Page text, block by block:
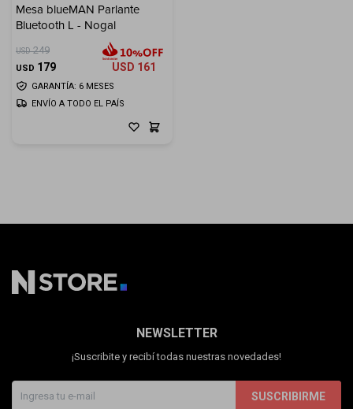
Mesa blueMAN Parlante
Bluetooth L - Nogal
USD 249
USD 179 USD 161
GARANTÍA: 6 MESES
ENVÍO A TODO EL PAÍS
NEWSLETTER
¡Suscribite y recibí todas nuestras novedades!
SUSCRIBIRME